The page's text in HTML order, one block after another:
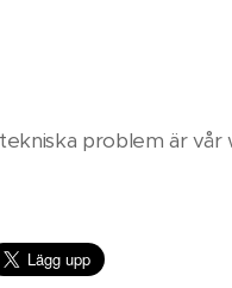
problem är